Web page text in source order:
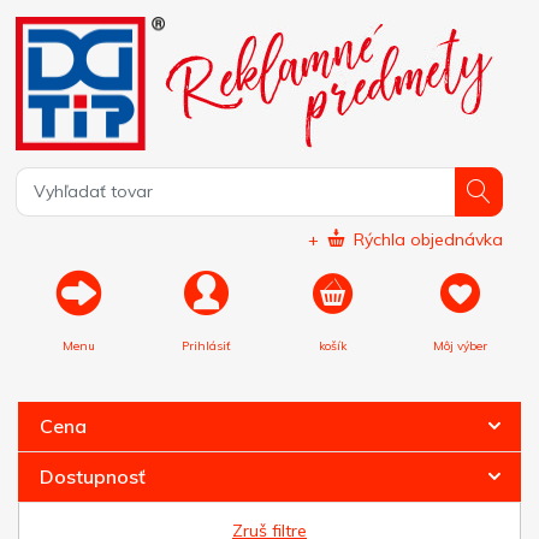
+ Rýchla objednávka
Menu Prihlásiť košík Môj výber
Cena
Dostupnosť
Zruš filtre